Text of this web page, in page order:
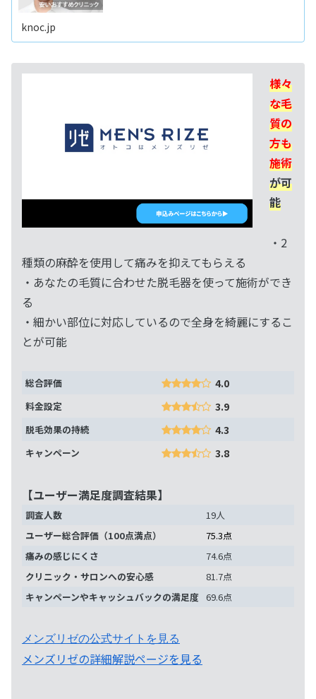
knoc.jp
様々
な毛
質の
方も
施術
が可
能
・2
種類の麻酔を使用して痛みを抑えてもらえる
・あなたの毛質に合わせた脱毛器を使って施術ができ
る
・細かい部位に対応しているので全身を綺麗にするこ
とが可能
総合評価 4.0
料金設定 3.9
脱毛効果の持続 4.3
キャンペーン 3.8
【ユーザー満足度調査結果】
調査人数
19人
ユーザー総合評価（100点満点）
75.3点
痛みの感じにくさ
74.6点
クリニック・サロンへの安心感
81.7点
キャンペーンやキャッシュバックの満足度 69.6点
メンズリゼの公式サイトを見る
メンズリゼの詳細解説ページを見る